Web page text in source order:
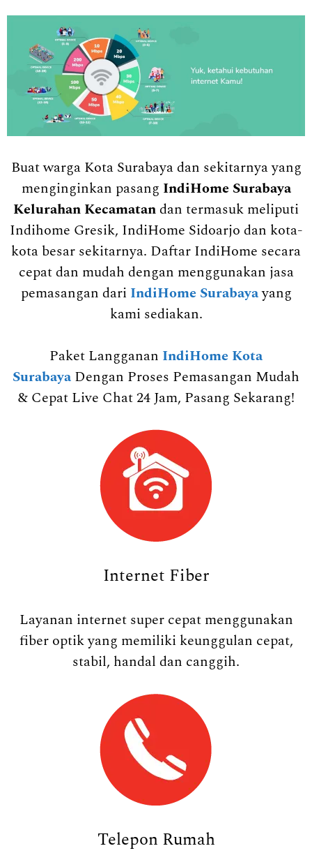
Buat warga Kota Surabaya dan sekitarnya yang
menginginkan pasang IndiHome Surabaya
Kelurahan Kecamatan dan termasuk meliputi
Indihome Gresik, IndiHome Sidoarjo dan kota-
kota besar sekitarnya. Daftar IndiHome secara
cepat dan mudah dengan menggunakan jasa
pemasangan dari IndiHome Surabayayang
kami sediakan.
Paket Langganan IndiHome Kota
Surabaya Dengan Proses Pemasangan Mudah
& Cepat Live Chat 24 Jam, Pasang Sekarang!
Internet Fiber
Layanan internet super cepat menggunakan
fiber optik yang memiliki keunggulan cepat,
stabil, handal dan canggih.
Telepon Rumah